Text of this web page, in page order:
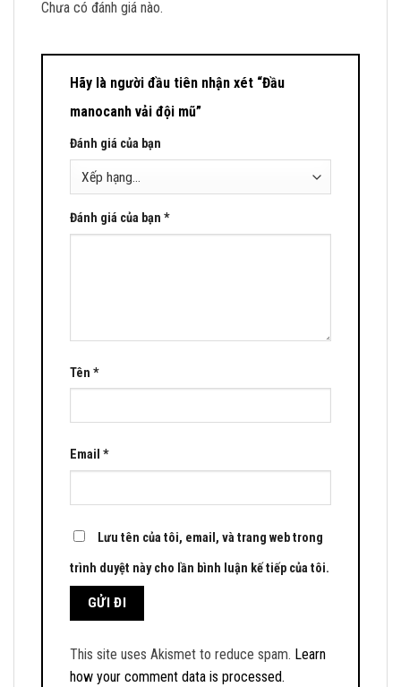
Chưa có đánh giá nào.
Hãy là người đầu tiên nhận xét “Đầu
manocanh vải đội mũ”
Đánh giá của bạn
Đánh giá của bạn *
Tên *
Email *
Lưu tên của tôi, email, và trang web trong
trình duyệt này cho lần bình luận kế tiếp của tôi.
This site uses Akismet to reduce spam. Learn
how your comment data is processed.